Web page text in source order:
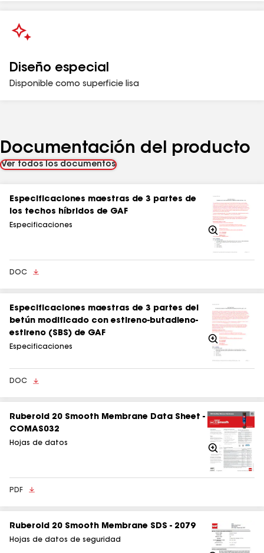
Diseño especial
Disponible como superficie lisa
Documentación del producto
Ver todos los documentos
Especificaciones maestras de 3 partes de
los techos híbridos de GAF
Especificaciones Acercarse
DOC
Especificaciones maestras de 3 partes del
betún modificado con estireno-butadieno-
estireno (SBS) de GAF
Especificaciones
Acercarse
DOC
Ruberoid 20 Smooth Membrane Data Sheet -
COMAS032
Hojas de datos Acercarse
PDF
Ruberoid 20 Smooth Membrane SDS - 2079
Hojas de datos de seguridad